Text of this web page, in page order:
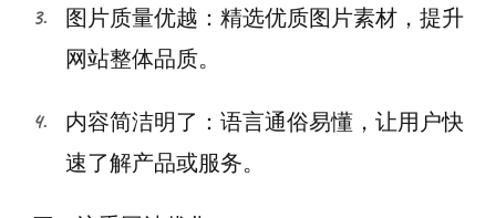
图片质量优越：精选优质图片素材，提升
网站整体品质。
内容简洁明了：语言通俗易懂，让用户快
速了解产品或服务。